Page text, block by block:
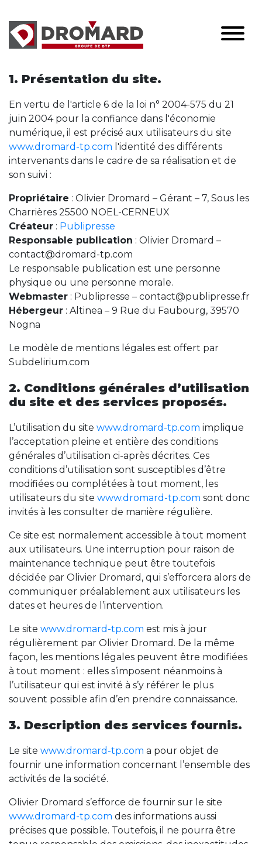
Informations légales
1. Présentation du site.
En vertu de l'article 6 de la loi n° 2004-575 du 21
juin 2004 pour la confiance dans l'économie
numérique, il est précisé aux utilisateurs du site
www.dromard-tp.com l'identité des différents
intervenants dans le cadre de sa réalisation et de
son suivi :
Propriétaire : Olivier Dromard – Gérant – 7, Sous les
Charrières 25500 NOEL-CERNEUX
Créateur : Publipresse
Responsable publication : Olivier Dromard –
contact@dromard-tp.com
Le responsable publication est une personne
physique ou une personne morale.
Webmaster : Publipresse – contact@publipresse.fr
Hébergeur : Altinea – 9 Rue du Faubourg, 39570
Nogna
Le modèle de mentions légales est offert par
Subdelirium.com
2. Conditions générales d’utilisation
du site et des services proposés.
L’utilisation du site www.dromard-tp.com implique
l’acceptation pleine et entière des conditions
générales d’utilisation ci-après décrites. Ces
conditions d’utilisation sont susceptibles d’être
modifiées ou complétées à tout moment, les
utilisateurs du site www.dromard-tp.com sont donc
invités à les consulter de manière régulière.
Ce site est normalement accessible à tout moment
aux utilisateurs. Une interruption pour raison de
maintenance technique peut être toutefois
décidée par Olivier Dromard, qui s’efforcera alors de
communiquer préalablement aux utilisateurs les
dates et heures de l’intervention.
Le site www.dromard-tp.com est mis à jour
régulièrement par Olivier Dromard. De la même
façon, les mentions légales peuvent être modifiées
à tout moment : elles s’imposent néanmoins à
l’utilisateur qui est invité à s’y référer le plus
souvent possible afin d’en prendre connaissance.
3. Description des services fournis.
Le site www.dromard-tp.com a pour objet de
fournir une information concernant l’ensemble des
activités de la société.
Olivier Dromard s’efforce de fournir sur le site
www.dromard-tp.com des informations aussi
précises que possible. Toutefois, il ne pourra être